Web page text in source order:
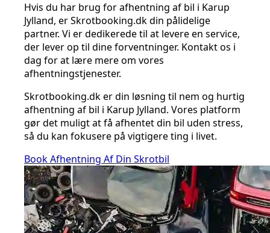
Hvis du har brug for afhentning af bil i Karup
Jylland, er Skrotbooking.dk din pålidelige
partner. Vi er dedikerede til at levere en service,
der lever op til dine forventninger. Kontakt os i
dag for at lære mere om vores
afhentningstjenester.
Skrotbooking.dk er din løsning til nem og hurtig
afhentning af bil i Karup Jylland. Vores platform
gør det muligt at få afhentet din bil uden stress,
så du kan fokusere på vigtigere ting i livet.
Book Afhentning Af Din Skrotbil